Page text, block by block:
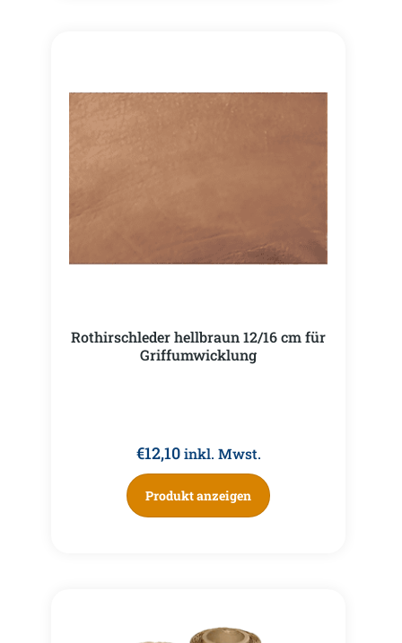
Rothirschleder hellbraun 12/16 cm für
Griffumwicklung
€12,10 inkl. Mwst.
Produkt anzeigen